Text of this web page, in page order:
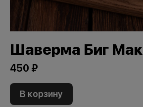
Шаверма Биг Мак
450 ₽
В корзину